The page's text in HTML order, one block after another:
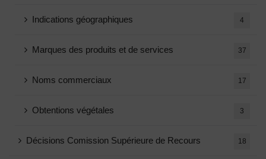
Indications géographiques 4
Marques des produits et de services 37
Noms commerciaux 17
Obtentions végétales 3
Décisions Comission Supérieure de Recours 18